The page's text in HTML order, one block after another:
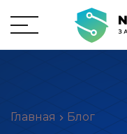
Главная Блог